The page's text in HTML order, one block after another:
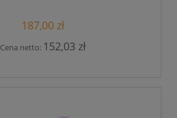
187,00 zł
Cena netto: 152,03 zł